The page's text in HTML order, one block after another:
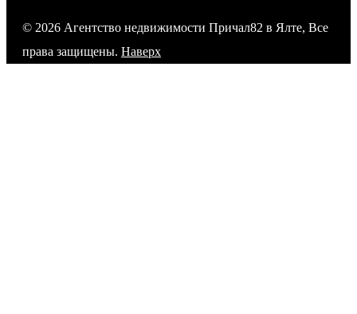
© 2026 Агентство недвижимости Причал82 в Ялте, Все
права защищены. Наверх